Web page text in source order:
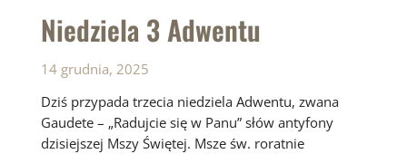
Niedziela 3 Adwentu
14 grudnia, 2025
Dziś przypada trzecia niedziela Adwentu, zwana
Gaudete – „Radujcie się w Panu” słów antyfony
dzisiejszej Mszy Świętej. Msze św. roratnie